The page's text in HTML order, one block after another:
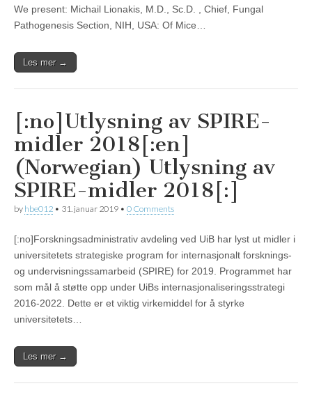
We present: Michail Lionakis, M.D., Sc.D. , Chief, Fungal
Pathogenesis Section, NIH, USA: Of Mice…
Les mer →
[:no]Utlysning av SPIRE-
midler 2018[:en]
(Norwegian) Utlysning av
SPIRE-midler 2018[:]
by hbe012 • 31. januar 2019 • 0 Comments
[:no]Forskningsadministrativ avdeling ved UiB har lyst ut midler i
universitetets strategiske program for internasjonalt forsknings-
og undervisningssamarbeid (SPIRE) for 2019. Programmet har
som mål å støtte opp under UiBs internasjonaliseringsstrategi
2016-2022. Dette er et viktig virkemiddel for å styrke
universitetets…
Les mer →